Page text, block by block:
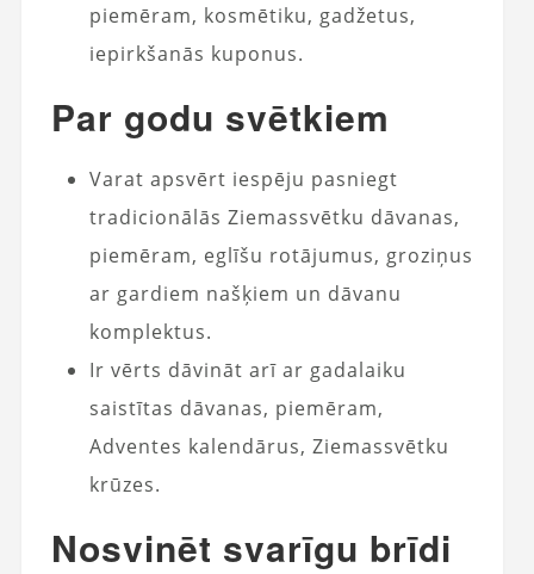
piemēram, kosmētiku, gadžetus,
iepirkšanās kuponus.
Par godu svētkiem
Varat apsvērt iespēju pasniegt
tradicionālās Ziemassvētku dāvanas,
piemēram, eglīšu rotājumus, groziņus
ar gardiem našķiem un dāvanu
komplektus.
Ir vērts dāvināt arī ar gadalaiku
saistītas dāvanas, piemēram,
Adventes kalendārus, Ziemassvētku
krūzes.
Nosvinēt svarīgu brīdi